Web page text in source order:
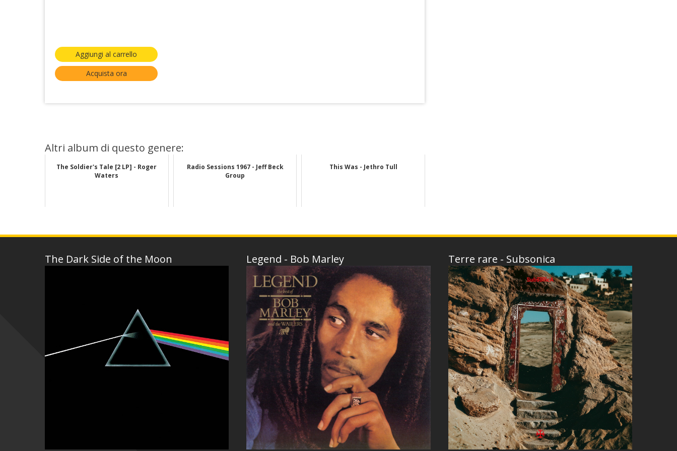
Aggiungi al carrello
Acquista ora
Altri album di questo genere:
The Soldier's Tale [2 LP] - Roger
Waters
Radio Sessions 1967 - Jeff Beck
Group
This Was - Jethro Tull
The Dark Side of the Moon Legend - Bob Marley Terre rare - Subsonica